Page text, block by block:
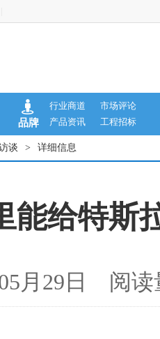
品牌
行业商道
市场评论
产品资讯
工程招标
谈 > 详细信息
能给特斯
05月29日 阅